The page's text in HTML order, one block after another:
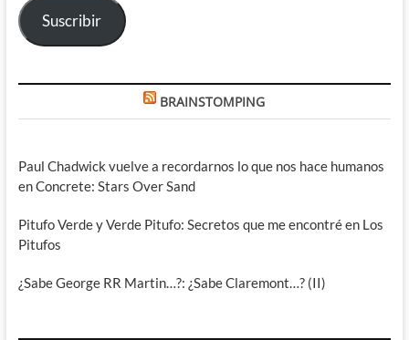
Suscribir
BRAINSTOMPING
Paul Chadwick vuelve a recordarnos lo que nos hace humanos
en Concrete: Stars Over Sand
Pitufo Verde y Verde Pitufo: Secretos que me encontré en Los
Pitufos
¿Sabe George RR Martin…?: ¿Sabe Claremont…? (II)